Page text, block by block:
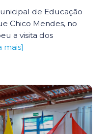
de Educação
Chico Mendes, no
a visita dos
mais]